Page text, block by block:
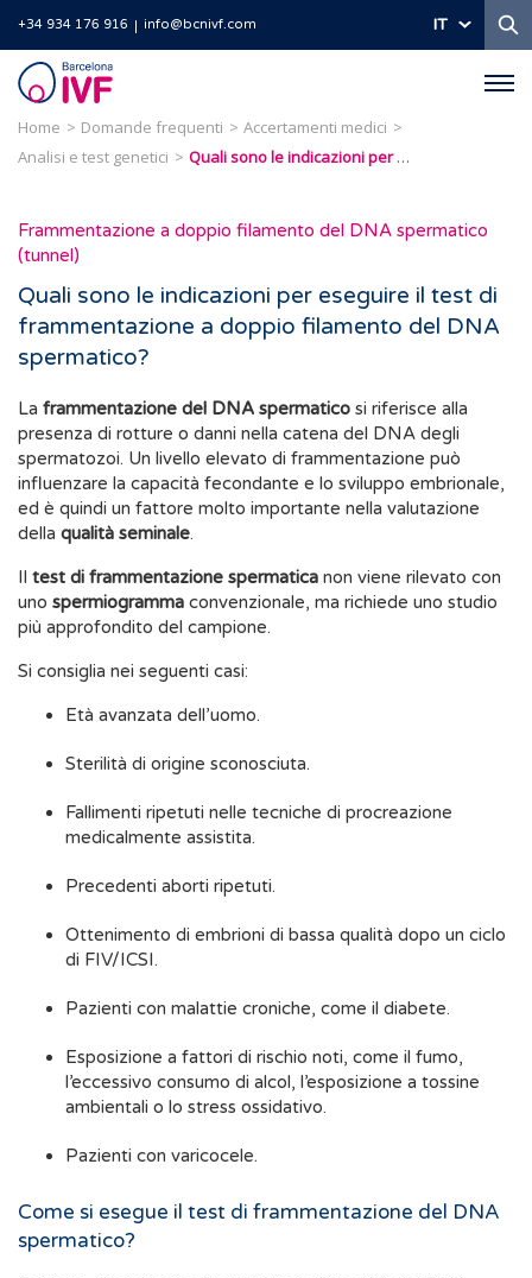
+34 934 176 916 info@bcnivf.com IT
Barcelona
IVF
Home Domande frequenti
Accertamenti medici
Analisi e test genetici
Quali sono le indicazioni per eseguire il test di frammentazione a doppio filamento del DNA spermatico?
Frammentazione a doppio filamento del DNA spermatico
(tunnel)
Quali sono le indicazioni per eseguire il test di
frammentazione a doppio filamento del DNA
spermatico?
La frammentazione del DNA spermatico si riferisce alla
presenza di rotture o danni nella catena del DNA degli
spermatozoi. Un livello elevato di frammentazione può
influenzare la capacità fecondante e lo sviluppo embrionale,
ed è quindi un fattore molto importante nella valutazione
della qualità seminale.
Il test di frammentazione spermatica non viene rilevato con
uno spermiogramma convenzionale, ma richiede uno studio
più approfondito del campione.
Si consiglia nei seguenti casi:
Età avanzata dell’uomo.
Sterilità di origine sconosciuta.
Fallimenti ripetuti nelle tecniche di procreazione
medicalmente assistita.
Precedenti aborti ripetuti.
Ottenimento di embrioni di bassa qualità dopo un ciclo
di FIV/ICSI.
Pazienti con malattie croniche, come il diabete.
Esposizione a fattori di rischio noti, come il fumo,
l’eccessivo consumo di alcol, l’esposizione a tossine
ambientali o lo stress ossidativo.
Pazienti con varicocele.
Come si esegue il test di frammentazione del DNA
spermatico?